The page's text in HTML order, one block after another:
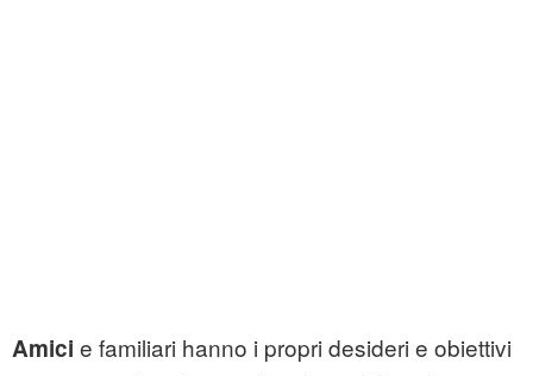
Amici e familiari hanno i propri desideri e obiettivi